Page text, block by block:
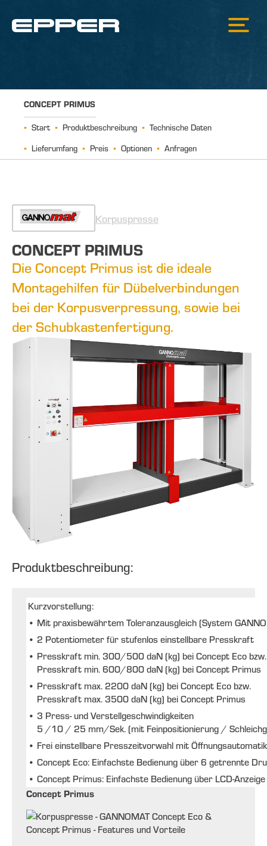
CONCEPT PRIMUS
Start Produktbeschreibung
Technische Daten
Lieferumfang
Preis Optionen Anfragen
Korpuspresse
CONCEPT PRIMUS
Die Concept Primus ist die ideale
Montagehilfen für Dübelverbindungen
bei der Korpusverpressung, sowie bei
der Schubkastenfertigung.
Produktbeschreibung:
Kurzvorstellung:
• Mit praxisbewährtem Toleranzausgleich (System
• 2 Potentiometer für stufenlos einstellbare Presskraft
• Presskraft min. 300/500 daN (kg) bei Concept Eco bzw.
Presskraft min. 600/800 daN (kg) bei Concept Primus
• Presskraft max. 2200 daN (kg) bei Concept Eco bzw.
Presskraft max. 3500 daN (kg) bei Concept Primus
• 3 Press- und Verstellgeschwindigkeiten
5 /10 / 25 mm/Sek. (mit Feinpositionierung /
• Frei einstellbare Presszeitvorwahl mit Öffnungsautomatik
• Concept Eco: Einfachste Bedienung über 6 getrennte
• Concept Primus: Einfachste Bedienung über LCD-Anzeige
Concept Primus